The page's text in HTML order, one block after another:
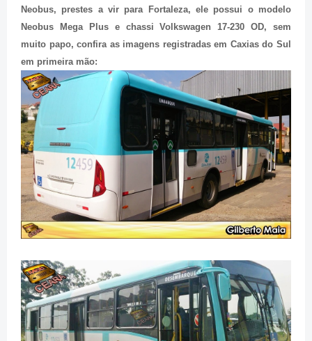
Neobus, prestes a vir para Fortaleza, ele possui o modelo
Neobus Mega Plus e chassi Volkswagen 17-230 OD, sem
muito papo, confira as imagens registradas em Caxias do Sul
em primeira mão: